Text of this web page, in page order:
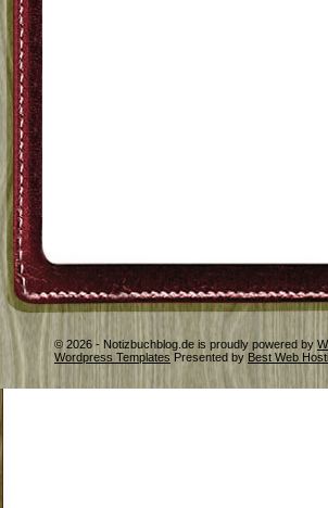
© 2026 - Notizbuchblog.de is proudly powered by
Wordpress Templates Presented by Best Web